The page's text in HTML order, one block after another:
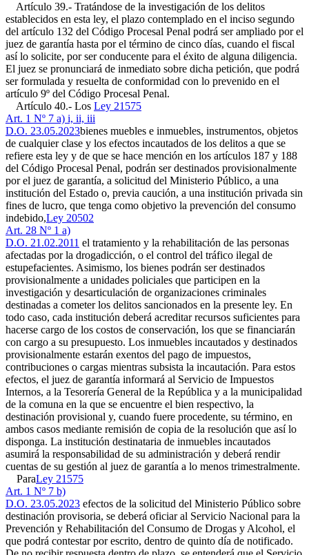
Artículo 39.- Tratándose de la investigación de los delitos
establecidos en esta ley, el plazo contemplado en el inciso segundo
del artículo 132 del Código Procesal Penal podrá ser ampliado por el
juez de garantía hasta por el término de cinco días, cuando el fiscal
así lo solicite, por ser conducente para el éxito de alguna diligencia.
El juez se pronunciará de inmediato sobre dicha petición, que podrá
ser formulada y resuelta de conformidad con lo prevenido en el
artículo 9º del Código Procesal Penal.
Artículo 40.- Los Ley 21575
Art. 1 Nº 7 a) i, ii, iii
D.O. 23.05.2023bienes muebles e inmuebles, instrumentos, objetos
de cualquier clase y los efectos incautados de los delitos a que se
refiere esta ley y de que se hace mención en los artículos 187 y 188
del Código Procesal Penal, podrán ser destinados provisionalmente
por el juez de garantía, a solicitud del Ministerio Público, a una
institución del Estado o, previa caución, a una institución privada sin
fines de lucro, que tenga como objetivo la prevención del consumo
indebido,Ley 20502
Art. 28 Nº 1 a)
D.O. 21.02.2011 el tratamiento y la rehabilitación de las personas
afectadas por la drogadicción, o el control del tráfico ilegal de
estupefacientes. Asimismo, los bienes podrán ser destinados
provisionalmente a unidades policiales que participen en la
investigación y desarticulación de organizaciones criminales
destinadas a cometer los delitos sancionados en la presente ley. En
todo caso, cada institución deberá acreditar recursos suficientes para
hacerse cargo de los costos de conservación, los que se financiarán
con cargo a su presupuesto. Los inmuebles incautados y destinados
provisionalmente estarán exentos del pago de impuestos,
contribuciones o cargas mientras subsista la incautación. Para estos
efectos, el juez de garantía informará al Servicio de Impuestos
Internos, a la Tesorería General de la República y a la municipalidad
de la comuna en la que se encuentre el bien respectivo, la
destinación provisional y, cuando fuere procedente, su término, en
ambos casos mediante remisión de copia de la resolución que así lo
disponga. La institución destinataria de inmuebles incautados
asumirá la responsabilidad de su administración y deberá rendir
cuentas de su gestión al juez de garantía a lo menos trimestralmente.
ParaLey 21575
Art. 1 Nº 7 b)
D.O. 23.05.2023 efectos de la solicitud del Ministerio Público sobre
destinación provisoria, se deberá oficiar al Servicio Nacional para la
Prevención y Rehabilitación del Consumo de Drogas y Alcohol, el
que podrá contestar por escrito, dentro de quinto día de notificado.